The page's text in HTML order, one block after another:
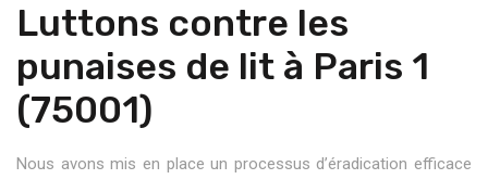
Luttons contre les
punaises de lit à Paris 1
(75001)
Nous avons mis en place un processus d’éradication efficace